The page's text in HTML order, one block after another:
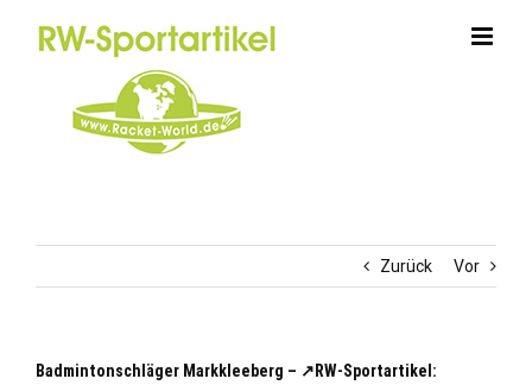
Zurück Vor
Badmintonschläger Markkleeberg – ↗️RW-Sportartikel: